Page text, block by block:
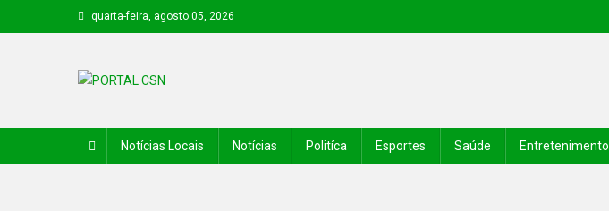
quarta-feira, agosto 05, 2026
Notícias Locais Notícias Politíca Esportes Saúde Entretenimento